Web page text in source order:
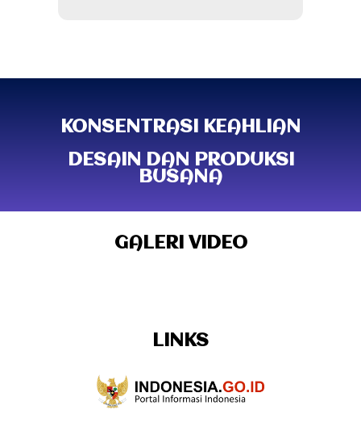
KONSENTRASI KEAHLIAN
DESAIN DAN PRODUKSI
BUSANA
GALERI VIDEO
LINKS